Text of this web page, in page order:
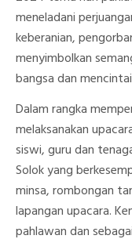
meneladani
keberanian,
menyimbolkan
bangsa dan
Dalam rangka
melaksanakan
siswi, guru dan
Solok yang
minsa, rombongan
lapangan upacara.
pahlawan dan